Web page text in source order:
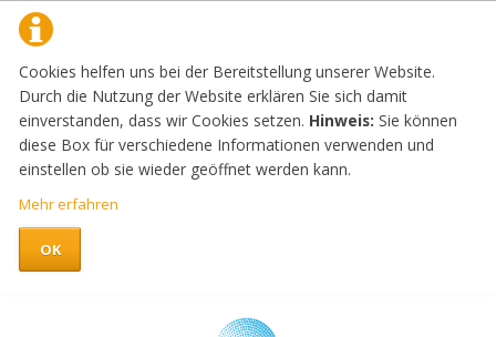
Cookies helfen uns bei der Bereitstellung unserer Website.
Durch die Nutzung der Website erklären Sie sich damit
einverstanden, dass wir Cookies setzen. Hinweis: Sie können
diese Box für verschiedene Informationen verwenden und
einstellen ob sie wieder geöffnet werden kann.
Mehr erfahren
OK